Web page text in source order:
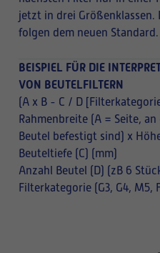
jetzt in drei Größenklassen.
folgen dem neuen Standard.
BEISPIEL FÜR DIE
VON BEUTELFILTERN
(A x B - C / D
Rahmenbreite (A = Seite,
Beutel befestigt sind) x
Beuteltiefe (C) (mm)
Anzahl Beutel (D) (zB 6
Filterkategorie (G3, G4, M5,